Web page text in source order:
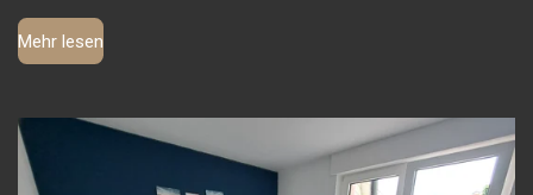
Mehr lesen